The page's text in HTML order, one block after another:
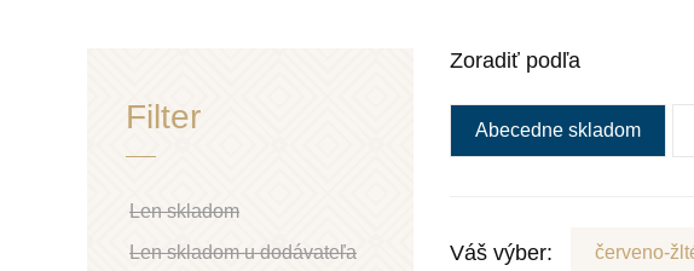
Filter
Len skladom
Len skladom u dodávateľa
Zoradiť podľa
Abecedne skladom
Váš výber: červeno-